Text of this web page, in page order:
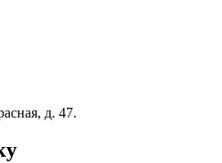
д. 47.